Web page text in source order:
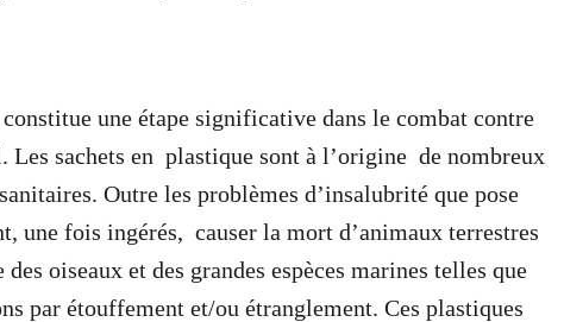
une étape significative dans le combat contre
Les sachets en plastique sont à l’origine de nombreux
Outre les problèmes d’insalubrité que pose
une fois ingérés, causer la mort d’animaux terrestres
oiseaux et des grandes espèces marines telles que
par étouffement et/ou étranglement. Ces plastiques